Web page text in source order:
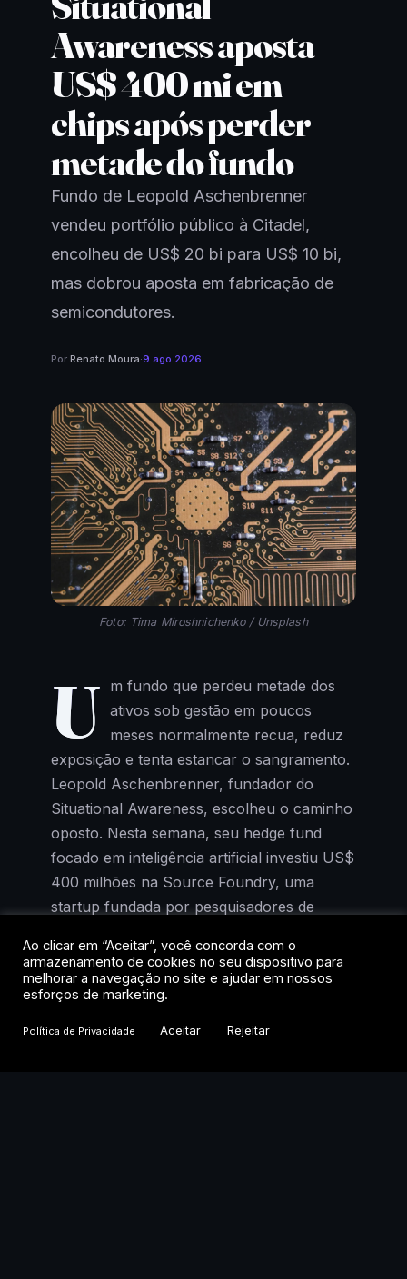
Awareness aposta
US$ 400 mi em
chips após perder
metade do fundo
Fundo de Leopold Aschenbrenner
vendeu portfólio público à Citadel,
encolheu de US$ 20 bi para US$ 10 bi,
mas dobrou aposta em fabricação de
semicondutores.
Por Renato Moura·9 ago 2026
Foto: Tima Miroshnichenko / Unsplash
U m fundo que perdeu metade dos
ativos sob gestão em poucos
meses normalmente recua, reduz
exposição e tenta estancar o sangramento.
Leopold Aschenbrenner, fundador do
Situational Awareness, escolheu o caminho
oposto. Nesta semana, seu hedge fund
focado em inteligência artificial investiu US$
400 milhões na Source Foundry, uma
startup fundada por pesquisadores de
de chips mais rápida e barata.
Com esse novo aporte, o investimento total
do fundo na Source Foundry chega a US$
Ao clicar em “Aceitar”, você concorda com o
armazenamento de cookies no seu dispositivo para
melhorar a navegação no site e ajudar em nossos
esforços de marketing.
Política de Privacidade Aceitar Rejeitar